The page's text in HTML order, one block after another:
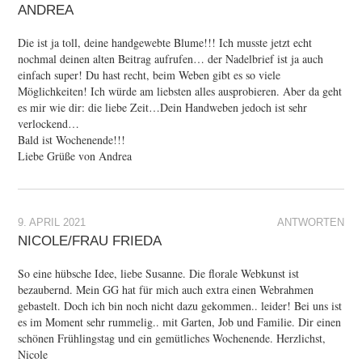
ANDREA
Die ist ja toll, deine handgewebte Blume!!! Ich musste jetzt echt
nochmal deinen alten Beitrag aufrufen… der Nadelbrief ist ja auch
einfach super! Du hast recht, beim Weben gibt es so viele
Möglichkeiten! Ich würde am liebsten alles ausprobieren. Aber da geht
es mir wie dir: die liebe Zeit…Dein Handweben jedoch ist sehr
verlockend…
Bald ist Wochenende!!!
Liebe Grüße von Andrea
ANTWORTEN
9. APRIL 2021
NICOLE/FRAU FRIEDA
So eine hübsche Idee, liebe Susanne. Die florale Webkunst ist
bezaubernd. Mein GG hat für mich auch extra einen Webrahmen
gebastelt. Doch ich bin noch nicht dazu gekommen.. leider! Bei uns ist
es im Moment sehr rummelig.. mit Garten, Job und Familie. Dir einen
schönen Frühlingstag und ein gemütliches Wochenende. Herzlichst,
Nicole